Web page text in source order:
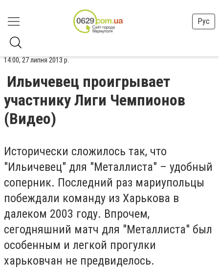
Рус
14:00, 27 липня 2013 р.
Ильичевец проигрывает
участнику Лиги Чемпионов
(Видео)
Исторически сложилось так, что
"Ильичевец" для "Металлиста" – удобный
соперник. Последний раз мариупольцы
побеждали команду из Харькова в
далеком 2003 году. Впрочем,
сегодняшний матч для "Металлиста" был
особенным и легкой прогулки
харьковчан не предвиделось.